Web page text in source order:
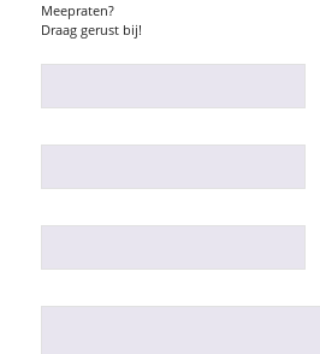
Meepraten?
Draag gerust bij!